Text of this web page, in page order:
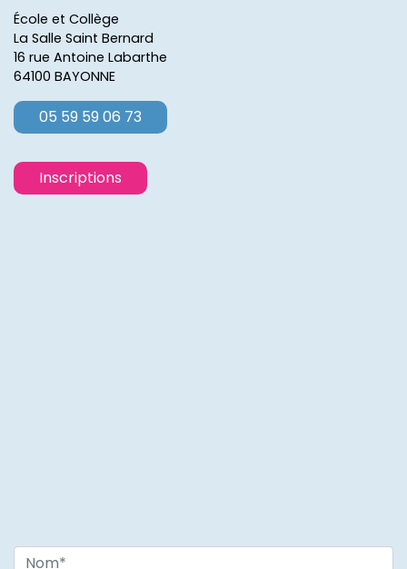
École et Collège
La Salle Saint Bernard
16 rue Antoine Labarthe
64100 BAYONNE
05 59 59 06 73
Inscriptions